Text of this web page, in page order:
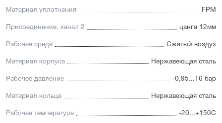
Материал уплотнения FPM
Присоединение, канал 2 цанга 12мм
Рабочая среда Сжатый воздух
Материал корпуса Нержавеющая сталь
Рабочее давление -0,95...16 бар
Материал кольца Нержавеющая сталь
Рабочая температура -20...+150С